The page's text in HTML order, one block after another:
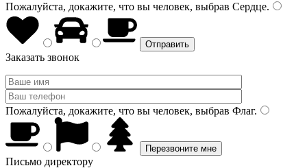
Пожалуйста, докажите, что вы человек, выбрав Сердце.
Заказать звонок
Пожалуйста, докажите, что вы человек, выбрав Флаг.
Письмо директору